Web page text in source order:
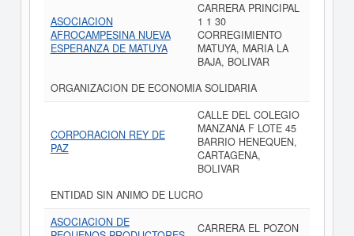
ASOCIACION
AFROCAMPESINA NUEVA
ESPERANZA DE MATUYA
CARRERA PRINCIPAL
1 1 30
CORREGIMIENTO
MATUYA, MARIA LA
BAJA, BOLIVAR
ORGANIZACION DE ECONOMIA SOLIDARIA
CORPORACION REY DE
PAZ
CALLE DEL COLEGIO
MANZANA F LOTE 45
BARRIO HENEQUEN,
CARTAGENA,
BOLIVAR
ENTIDAD SIN ANIMO DE LUCRO
ASOCIACION DE
CARRERA EL POZON